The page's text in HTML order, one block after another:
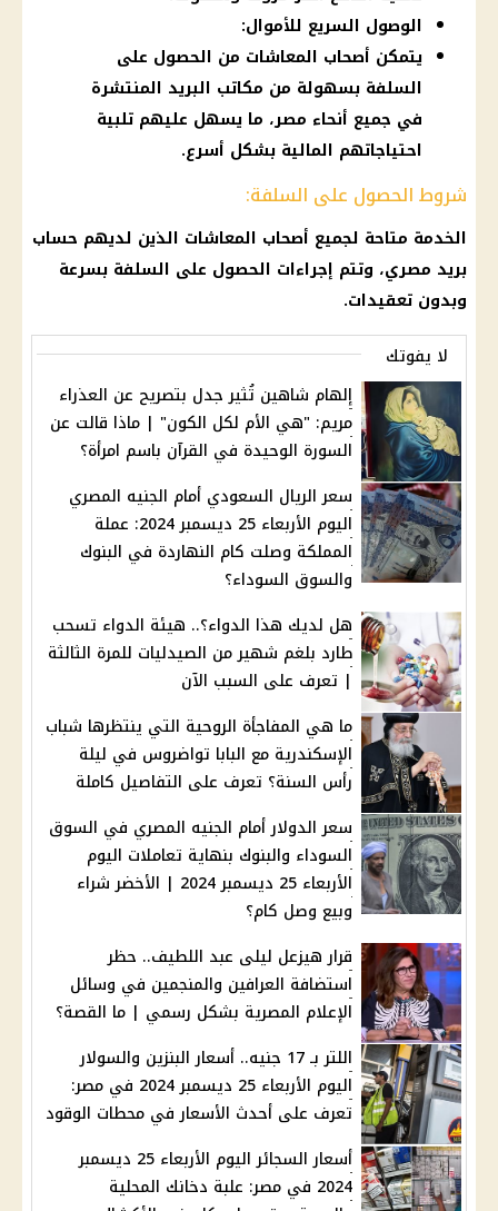
الوصول السريع للأموال:
يتمكن أصحاب المعاشات من الحصول على
السلفة بسهولة من مكاتب البريد المنتشرة
في جميع أنحاء مصر، ما يسهل عليهم تلبية
احتياجاتهم المالية بشكل أسرع.
شروط الحصول على السلفة:
الخدمة متاحة لجميع أصحاب المعاشات الذين لديهم حساب
بريد مصري، وتتم إجراءات الحصول على السلفة بسرعة
وبدون تعقيدات.
لا يفوتك
إلهام شاهين تُثير جدل بتصريح عن العذراء
مريم: "هي الأم لكل الكون" | ماذا قالت عن
السورة الوحيدة في القرآن باسم امرأة؟
سعر الريال السعودي أمام الجنيه المصري
اليوم الأربعاء 25 ديسمبر 2024: عملة
المملكة وصلت كام النهاردة في البنوك
والسوق السوداء؟
هل لديك هذا الدواء؟.. هيئة الدواء تسحب
طارد بلغم شهير من الصيدليات للمرة الثالثة
| تعرف على السبب الآن
ما هي المفاجأة الروحية التي ينتظرها شباب
الإسكندرية مع البابا تواضروس في ليلة
رأس السنة؟ تعرف على التفاصيل كاملة
سعر الدولار أمام الجنيه المصري في السوق
السوداء والبنوك بنهاية تعاملات اليوم
الأربعاء 25 ديسمبر 2024 | الأخضر شراء
وبيع وصل كام؟
قرار هيزعل ليلى عبد اللطيف.. حظر
استضافة العرافين والمنجمين في وسائل
الإعلام المصرية بشكل رسمي | ما القصة؟
اللتر بـ 17 جنيه.. أسعار البنزين والسولار
اليوم الأربعاء 25 ديسمبر 2024 في مصر:
تعرف على أحدث الأسعار في محطات الوقود
أسعار السجائر اليوم الأربعاء 25 ديسمبر
2024 في مصر: علبة دخانك المحلية